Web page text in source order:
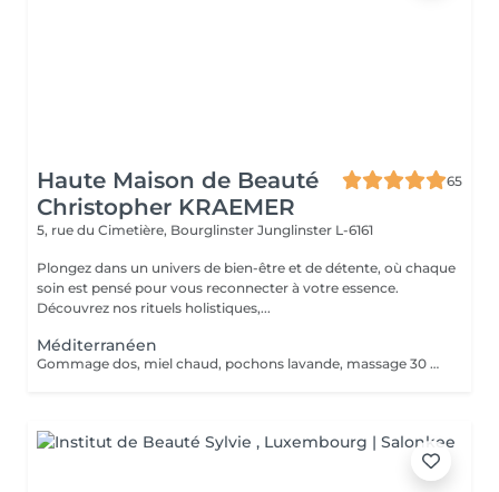
Haute Maison de Beauté
Christopher KRAEMER
65
5, rue du Cimetière, Bourglinster Junglinster L-6161
Plongez dans un univers de bien-être et de détente, où chaque
soin est pensé pour vous reconnecter à votre essence.
Découvrez nos rituels holistiques,...
Méditerranéen
Gommage dos, miel chaud, pochons lavande, massage 30 minutes